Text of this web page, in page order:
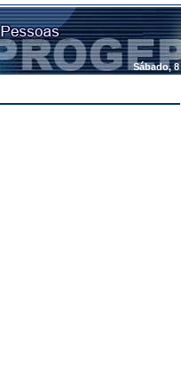
Sábado,